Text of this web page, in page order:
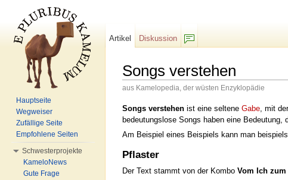
Songs verstehen
aus Kamelopedia, der wüsten Enzyklopädie
Songs verstehen ist eine seltene Gabe , mit
bedeutungslose Songs haben eine
Am Beispiel eines Beispiels kann man
Pflaster
Der Text stammt von der Kombo Vom Ich
Artikel
Diskussion
Hauptseite
Wegweiser
Zufällige Seite
Empfohlene Seiten
Schwesterprojekte
KameloNews
Gute Frage